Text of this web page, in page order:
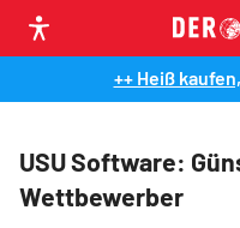
++ Heiß
USU Software:
Wettbewerber